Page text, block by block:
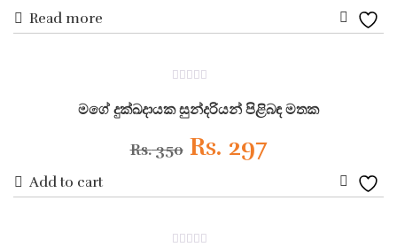
price
was:
Rs. 680.
price
Rs. 578.
Read more
out
of
මගේ දුක්ඛදායක සුන්දරියන් පිළිබඳ මතක
Rs.350 Original
was:
Rs. 297Current
Add to cart